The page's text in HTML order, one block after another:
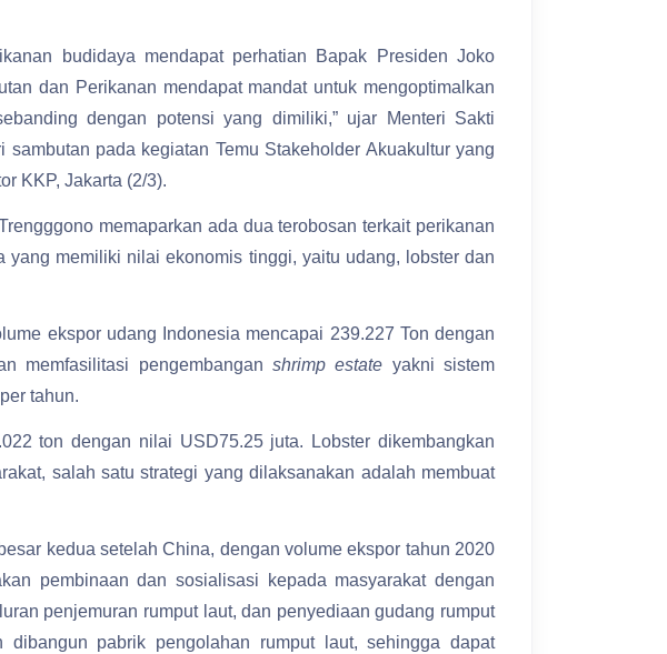
budidaya mendapat perhatian Bapak Presiden Joko
dan Perikanan mendapat mandat untuk mengoptimalkan
dengan potensi yang dimiliki,” ujar Menteri Sakti
sambutan pada kegiatan Temu Stakeholder Akuakultur yang
KKP, Jakarta (2/3).
memaparkan ada dua terobosan terkait perikanan
memiliki nilai ekonomis tinggi, yaitu udang, lobster dan
ekspor udang Indonesia mencapai 239.227 Ton dengan
memfasilitasi pengembanganshrimp estate yakni sistem
tahun.
ton dengan nilai USD75.25 juta. Lobster dikembangkan
salah satu strategi yang dilaksanakan adalah membuat
kedua setelah China, dengan volume ekspor tahun 2020
pembinaan dan sosialisasi kepada masyarakat dengan
penjemuran rumput laut, dan penyediaan gudang rumput
pabrik pengolahan rumput laut, sehingga dapat